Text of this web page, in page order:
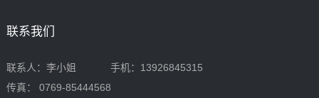
联系我们
联系人：李小姐 手机：13926845315
传真： 0769-85444568